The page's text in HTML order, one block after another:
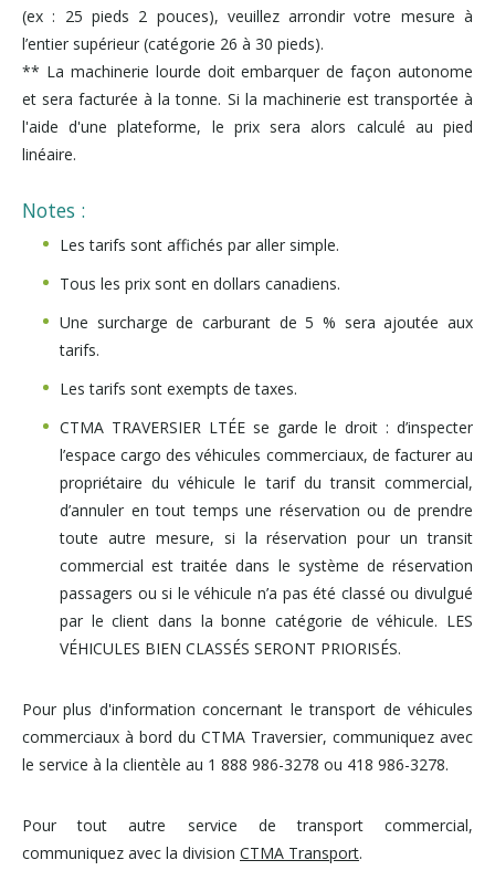
(ex : 25 pieds 2 pouces), veuillez arrondir votre mesure à
l’entier supérieur (catégorie 26 à 30 pieds).
** La machinerie lourde doit embarquer de façon autonome
et sera facturée à la tonne. Si la machinerie est transportée à
l'aide d'une plateforme, le prix sera alors calculé au pied
linéaire.
Notes :
Les tarifs sont affichés par aller simple.
Tous les prix sont en dollars canadiens.
Une surcharge de carburant de 5 % sera ajoutée aux
tarifs.
Les tarifs sont exempts de taxes.
CTMA TRAVERSIER LTÉE se garde le droit : d’inspecter
l’espace cargo des véhicules commerciaux, de facturer au
propriétaire du véhicule le tarif du transit commercial,
d’annuler en tout temps une réservation ou de prendre
toute autre mesure, si la réservation pour un transit
commercial est traitée dans le système de réservation
passagers ou si le véhicule n’a pas été classé ou divulgué
par le client dans la bonne catégorie de véhicule. LES
VÉHICULES BIEN CLASSÉS SERONT PRIORISÉS.
Pour plus d'information concernant le transport de véhicules
commerciaux à bord du CTMA Traversier, communiquez avec
le service à la clientèle au 1 888 986-3278 ou 418 986-3278.
Pour tout autre service de transport commercial,
communiquez avec la division CTMA Transport.